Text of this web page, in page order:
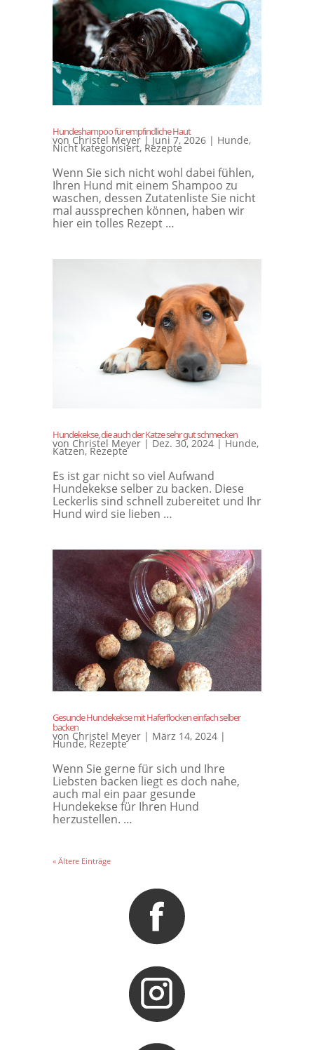
Hundeshampoo für empfindliche Haut
von Christel Meyer| Juni 7, 2026| Hunde,
Nicht kategorisiert, Rezepte
Wenn Sie sich nicht wohl dabei fühlen,
Ihren Hund mit einem Shampoo zu
waschen, dessen Zutatenliste Sie nicht
mal aussprechen können, haben wir
hier ein tolles Rezept …
Hundekekse, die auch der Katze sehr gut schmecken
von Christel Meyer| Dez. 30, 2024| Hunde,
Katzen, Rezepte
Es ist gar nicht so viel Aufwand
Hundekekse selber zu backen. Diese
Leckerlis sind schnell zubereitet und Ihr
Hund wird sie lieben …
Gesunde Hundekekse mit Haferflocken einfach selber
backen
von Christel Meyer| März 14, 2024|
Hunde, Rezepte
Wenn Sie gerne für sich und Ihre
Liebsten backen liegt es doch nahe,
auch mal ein paar gesunde
Hundekekse für Ihren Hund
herzustellen. …
« Ältere Einträge